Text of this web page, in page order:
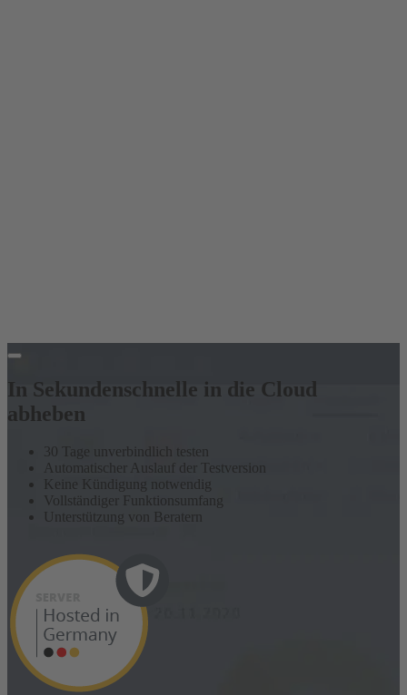
In Sekundenschnelle in die Cloud
abheben
30 Tage unverbindlich testen
Automatischer Auslauf der Testversion
Keine Kündigung notwendig
Vollständiger Funktionsumfang
Unterstützung von Beratern